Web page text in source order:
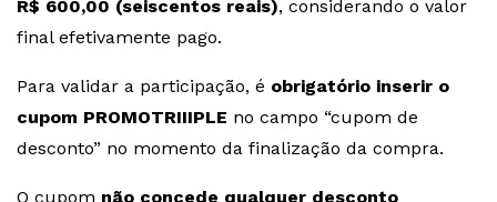
R$ 600,00 (seiscentos reais), considerando o valor
final efetivamente pago.
Para validar a participação, é obrigatório inserir o
cupom PROMOTRIIIPLE no campo “cupom de
desconto” no momento da finalização da compra.
O cupom não concede qualquer desconto